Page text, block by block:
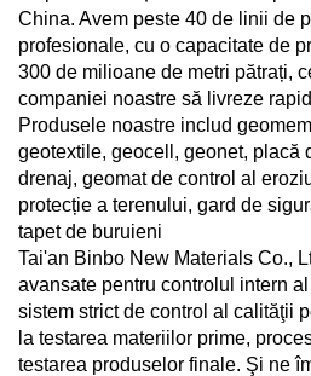
China. Avem peste 40 de linii de
profesionale, cu o capacitate de
300 de milioane de metri pătrați,
companiei noastre să livreze
Produsele noastre includ
geotextile, geocell, geonet, placă
drenaj, geomat de control al
protecție a terenului, gard de
tapet de buruieni
Tai'an Binbo New Materials Co.,
avansate pentru controlul intern
sistem strict de control al calităţii
la testarea materiilor prime,
testarea produselor finale. Şi ne